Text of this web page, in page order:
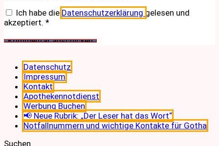
Ich habe die Datenschutzerklärung gelesen und
akzeptiert. *
Datenschutz
Impressum
Kontakt
Apothekennotdienst
Werbung Buchen
📢 Neue Rubrik: „Der Leser hat das Wort“
Notfallnummern und wichtige Kontakte für Gotha
Suchen